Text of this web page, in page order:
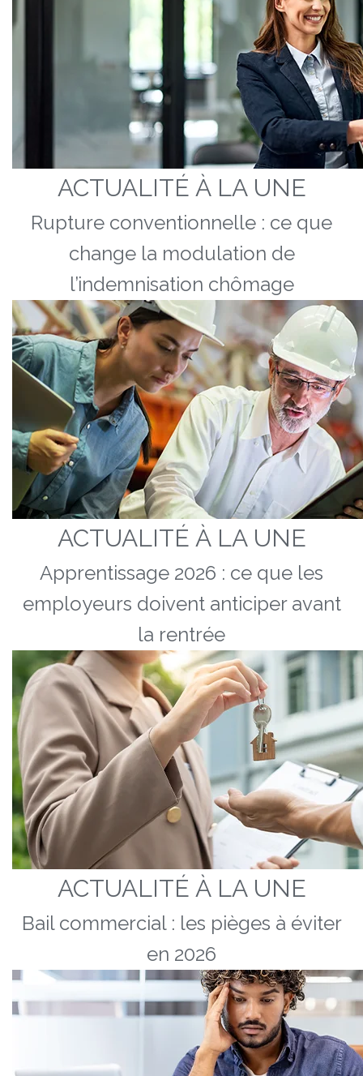
ACTUALITÉ À LA UNE
Rupture conventionnelle : ce que
change la modulation de
l’indemnisation chômage
ACTUALITÉ À LA UNE
Apprentissage 2026 : ce que les
employeurs doivent anticiper avant
la rentrée
ACTUALITÉ À LA UNE
Bail commercial : les pièges à éviter
en 2026